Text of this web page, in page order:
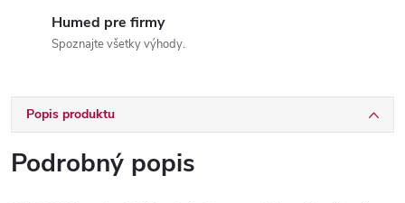
Humed pre firmy
Spoznajte všetky výhody.
Popis produktu
Podrobný popis